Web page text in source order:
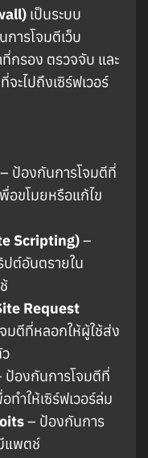
เป็นระบบ
ารโจมตีเว็บ
กรอง ตรวจจับ และ
ะไปถึงเซิร์ฟเวอร์
– ป้องกันการโจมตีที่
อขโมยหรือแก้ไข
Scripting)–
ต์อันตรายใน
Request
มตีที่หลอกให้ผู้ใช้ส่ง
องกันการโจมตีที่
ำให้เซิร์ฟเวอร์ล่ม
– ป้องกันการ
แพตช์